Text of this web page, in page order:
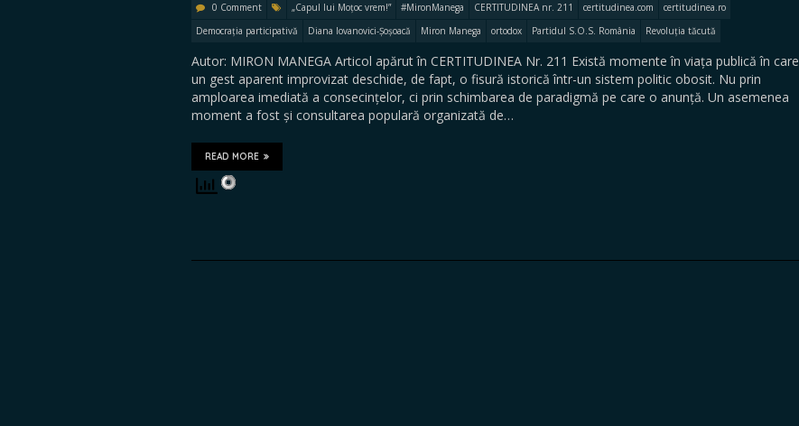
0 Comment
„Capul lui Moțoc vrem!” #MironManega CERTITUDINEA nr. 211 certitudinea.com
certitudinea.ro
Democrația participativă
Diana Iovanovici-Șoșoacă Miron Manega ortodox Partidul S.O.S. România Revoluția tăcută
Autor: MIRON MANEGA Articol apărut în CERTITUDINEA Nr. 211 Există momente în viața publică în care
un gest aparent improvizat deschide, de fapt, o fisură istorică într-un sistem politic obosit. Nu prin
amploarea imediată a consecințelor, ci prin schimbarea de paradigmă pe care o anunță. Un asemenea
moment a fost și consultarea populară organizată de…
READ MORE